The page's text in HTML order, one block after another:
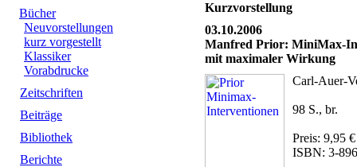
Bücher
Neuvorstellungen
kurz vorgestellt
Klassiker
Vorabdrucke
Zeitschriften
Beiträge
Bibliothek
Berichte
Kurzvorstellung
03.10.2006
Manfred Prior: MiniMax-
mit maximaler Wirkung
Carl-Auer-
98 S., br.
Preis: 9,95 €
ISBN: 3-